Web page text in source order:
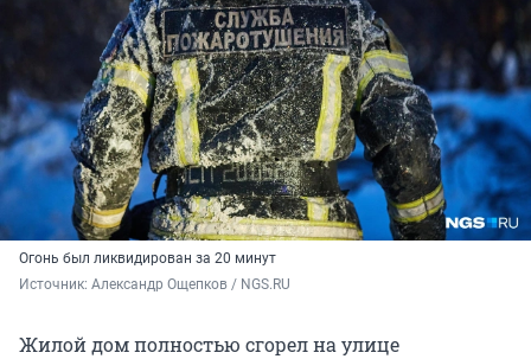
Огонь был ликвидирован за 20 минут
Источник: Александр Ощепков / NGS.RU
Жилой дом полностью сгорел на улице